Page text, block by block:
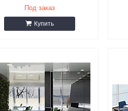
Под заказ
Купить